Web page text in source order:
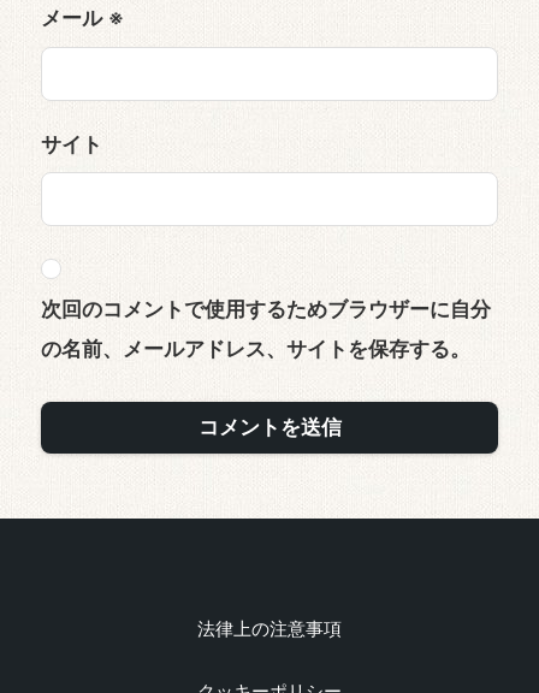
メール ※
サイト
次回のコメントで使用するためブラウザーに自分
の名前、メールアドレス、サイトを保存する。
法律上の注意事項